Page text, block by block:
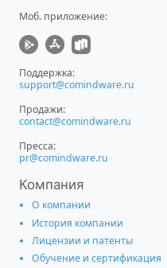
Моб. приложение:
Поддержка:
support@comindware.ru
Продажи:
contact@comindware.ru
Пресса:
pr@comindware.ru
Компания
О компании
История компании
Лицензии и патенты
Обучение и сертификация